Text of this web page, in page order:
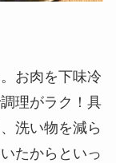
お肉を下味冷
理がラク！ 具
洗い物を減ら
たからといっ